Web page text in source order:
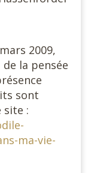
2009,
la pensée
sont
site :
ma-vie-